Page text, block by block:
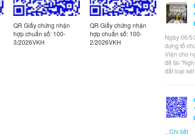
QR Giấy chứng nhận
hợp chuẩn số: 100-
3/2026VKH
QR Giấy chứng nhận
hợp chuẩn số: 100-
2/2026VKH
QR Giấy
hợp
1/
Ngày 06/
dựng tổ
Viện cho
đề tài
đất loại
...Chi tiết